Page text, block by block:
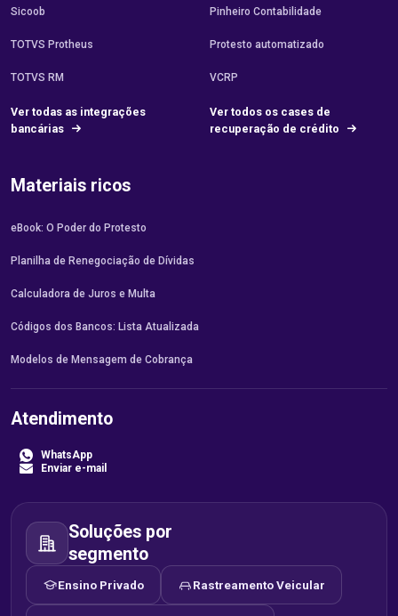
Sicoob
TOTVS Protheus
TOTVS RM
Ver todas as integrações
bancárias
Pinheiro Contabilidade
Protesto automatizado
VCRP
Ver todos os cases de
recuperação de crédito
Materiais ricos
eBook: O Poder do Protesto
Planilha de Renegociação de Dívidas
Calculadora de Juros e Multa
Códigos dos Bancos: Lista Atualizada
Modelos de Mensagem de Cobrança
Atendimento
WhatsApp
Enviar e-mail
Soluções por
segmento
Ensino Privado Rastreamento Veicular